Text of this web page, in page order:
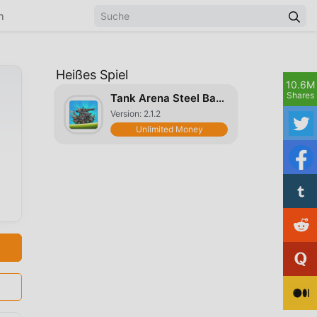
Heißes Spiel
Tank Arena Steel Battle
Version: 2.1.2
Unlimited Money
10.6M
Shares